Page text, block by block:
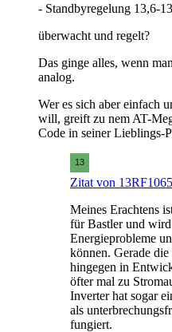
- Standbyregelung 13,6-
überwacht und regelt?
Das ginge alles, wenn
analog.
Wer es sich aber einfach
will, greift zu nem AT-
Code in seiner Lieblings-
Zitat von 13RF1065
Meines Erachtens
für Bastler und
Energieprobleme
können. Gerade
hingegen in
öfter mal zu
Inverter hat sogar
als
fungiert.